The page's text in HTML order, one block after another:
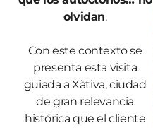
olvidan.
Con este contexto se
presenta esta visita
guiada a Xàtiva, ciudad
de gran relevancia
histórica que el cliente